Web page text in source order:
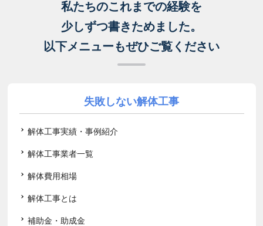
私たちのこれまでの経験を
少しずつ書きためました。
以下メニューもぜひご覧ください
失敗しない解体工事
解体工事実績・事例紹介
解体工事業者一覧
解体費用相場
解体工事とは
補助金・助成金